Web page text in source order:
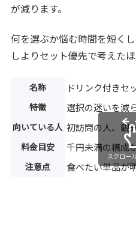
が減ります。
何を選ぶか悩む時間を短く
しよりセット優先で考えた
名称 ドリンク付きセ
特徴 選択の迷いを減
向いている人 初訪問の人、観
料金目安 千円未満の構成
注意点 食べたい単品が
スクロー